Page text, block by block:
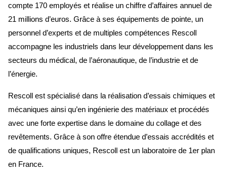
compte 170 employés et réalise un chiffre d’affaires annuel de
21 millions d’euros. Grâce à ses équipements de pointe, un
personnel d’experts et de multiples compétences Rescoll
accompagne les industriels dans leur développement dans les
secteurs du médical, de l’aéronautique, de l’industrie et de
l’énergie.
Rescoll est spécialisé dans la réalisation d’essais chimiques et
mécaniques ainsi qu’en ingénierie des matériaux et procédés
avec une forte expertise dans le domaine du collage et des
revêtements. Grâce à son offre étendue d’essais accrédités et
de qualifications uniques, Rescoll est un laboratoire de 1er plan
en France.